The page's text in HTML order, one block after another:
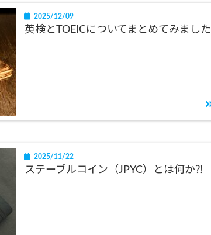
2025/12/09
英検とTOEICについてまとめてみました
2025/11/22
ステーブルコイン（JPYC）とは何か⁈